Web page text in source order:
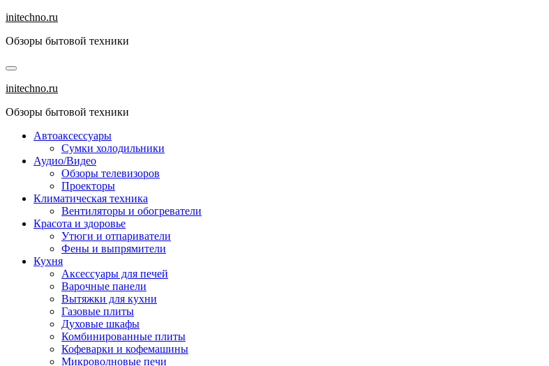
Перейти
содержанию
initechno.ru
Обзоры бытовой техники
initechno.ru
Обзоры бытовой техники
Автоаксессуары
Сумки холодильники
Аудио/Видео
Обзоры телевизоров
Проекторы
Климатическая техника
Вентиляторы и обогреватели
Красота и здоровье
Утюги и отпариватели
Фены и выпрямители
Кухня
Аксессуары для печей
Варочные панели
Вытяжки для кухни
Газовые плиты
Духовые шкафы
Комбинированные плиты
Кофеварки и кофемашины
Микроволновые печи